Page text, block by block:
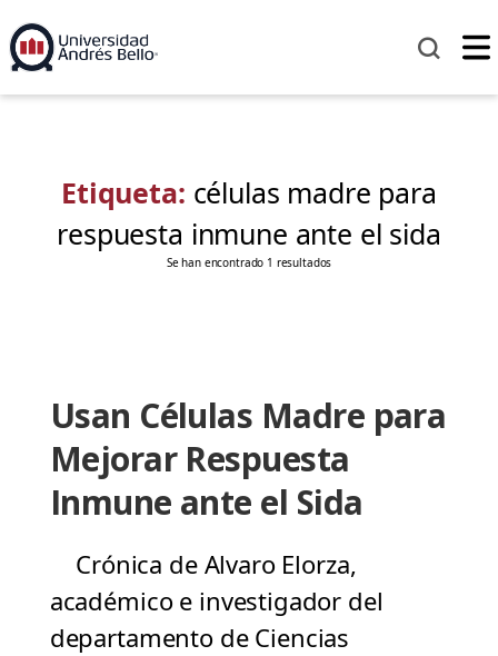
Etiqueta: células madre para
respuesta inmune ante el sida
Se han encontrado 1 resultados
Usan Células Madre para
Mejorar Respuesta
Inmune ante el Sida
Crónica de Alvaro Elorza,
académico e investigador del
departamento de Ciencias